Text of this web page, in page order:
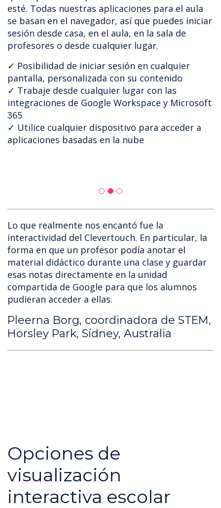
esté. Todas nuestras aplicaciones para el aula
se basan en el navegador, así que puedes iniciar
sesión desde casa, en el aula, en la sala de
profesores o desde cualquier lugar.
✓ Posibilidad de iniciar sesión en cualquier
pantalla, personalizada con su contenido
✓ Trabaje desde cualquier lugar con las
integraciones de Google Workspace y Microsoft
365
✓ Utilice cualquier dispositivo para acceder a
aplicaciones basadas en la nube
Lo que realmente nos encantó fue la
interactividad del Clevertouch. En particular, la
forma en que un profesor podía anotar el
material didáctico durante una clase y guardar
esas notas directamente en la unidad
compartida de Google para que los alumnos
pudieran acceder a ellas.
Pleerna Borg, coordinadora de STEM,
Horsley Park, Sídney, Australia
Opciones de
visualización
interactiva escolar